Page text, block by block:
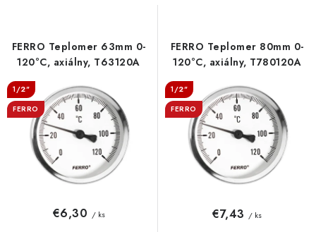
r
d
u
k
e
r
o
d
FERRO Teplomer 63mm 0-
120°C, axiálny, T63120A
1/2"
FERRO
€6,30 / ks
FERRO Teplomer 80mm 0-
120°C, axiálny, T780120A
1/2"
FERRO
€7,43 / ks